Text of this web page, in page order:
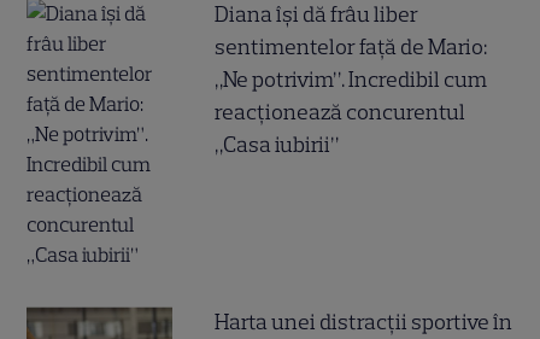
Diana își dă frâu liber
sentimentelor față de Mario:
„Ne potrivim”. Incredibil cum
reacționează concurentul
„Casa iubirii”
Harta unei distracții sportive în